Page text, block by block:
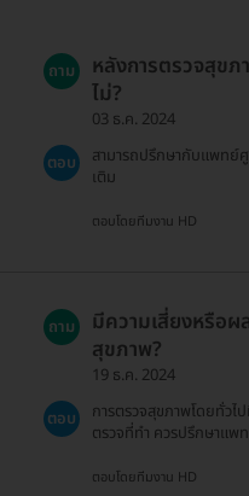
ถาม
หลังการตรวจสุข
ไม่?
03 ธ.ค. 2024
ตอบ
สามารถปรึกษากับแพทย์
เติม
ตอบโดยทีมงาน HD
ถาม
มีความเสี่ยงหรือผ
สุขภาพ?
19 ธ.ค. 2024
ตอบ
การตรวจสุขภาพโดยทั่วไ
ตรวจที่ทำ ควรปรึกษาแพ
ตอบโดยทีมงาน HD